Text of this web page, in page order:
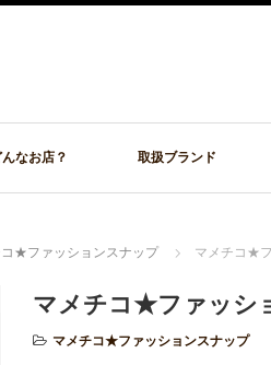
んなお店？ 取扱ブランド
コ★ファッションスナップ マメチコ★
マメチコ★ファッシ
マメチコ★ファッションスナップ